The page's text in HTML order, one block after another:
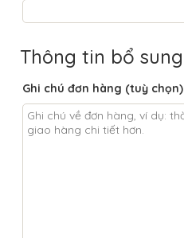
Thông tin bổ sung
Ghi chú đơn hàng (tuỳ chọn)